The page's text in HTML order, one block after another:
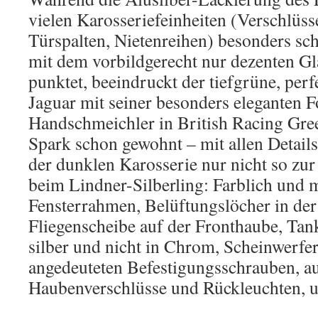
vielen Karosseriefeinheiten
Türspalten, Nietenreihen) besonders
mit dem vorbildgerecht nur dezenten
punktet, beeindruckt der tiefgrüne,
Jaguar mit seiner besonders eleganten
Handschmeichler in British Racing
Spark schon gewohnt – mit allen
der dunklen Karosserie nur nicht so
beim Lindner-Silberling: Farblich und
Fensterrahmen, Belüftungslöcher in
Fliegenscheibe auf der Fronthaube,
silber und nicht in Chrom,
angedeuteten Befestigungsschrauben,
Haubenverschlüsse und